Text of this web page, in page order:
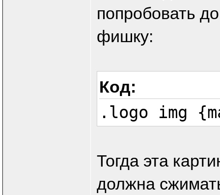
попробовать
фишку:
Код:
.logo img
Тогда эта
должна